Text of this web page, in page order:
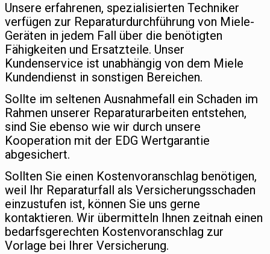
Unsere erfahrenen, spezialisierten Techniker
verfügen zur Reparaturdurchführung von Miele-
Geräten in jedem Fall über die benötigten
Fähigkeiten und Ersatzteile. Unser
Kundenservice ist unabhängig von dem Miele
Kundendienst in sonstigen Bereichen.
Sollte im seltenen Ausnahmefall ein Schaden im
Rahmen unserer Reparaturarbeiten entstehen,
sind Sie ebenso wie wir durch unsere
Kooperation mit der EDG Wertgarantie
abgesichert.
Sollten Sie einen Kostenvoranschlag benötigen,
weil Ihr Reparaturfall als Versicherungsschaden
einzustufen ist, können Sie uns gerne
kontaktieren. Wir übermitteln Ihnen zeitnah einen
bedarfsgerechten Kostenvoranschlag zur
Vorlage bei Ihrer Versicherung.